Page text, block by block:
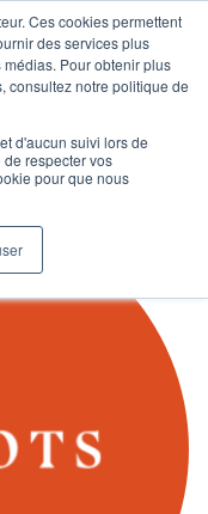
Ces cookies permettent
des services plus
Pour obtenir plus
consultez notre politique de
d'aucun suivi lors de
respecter vos
pour que nous